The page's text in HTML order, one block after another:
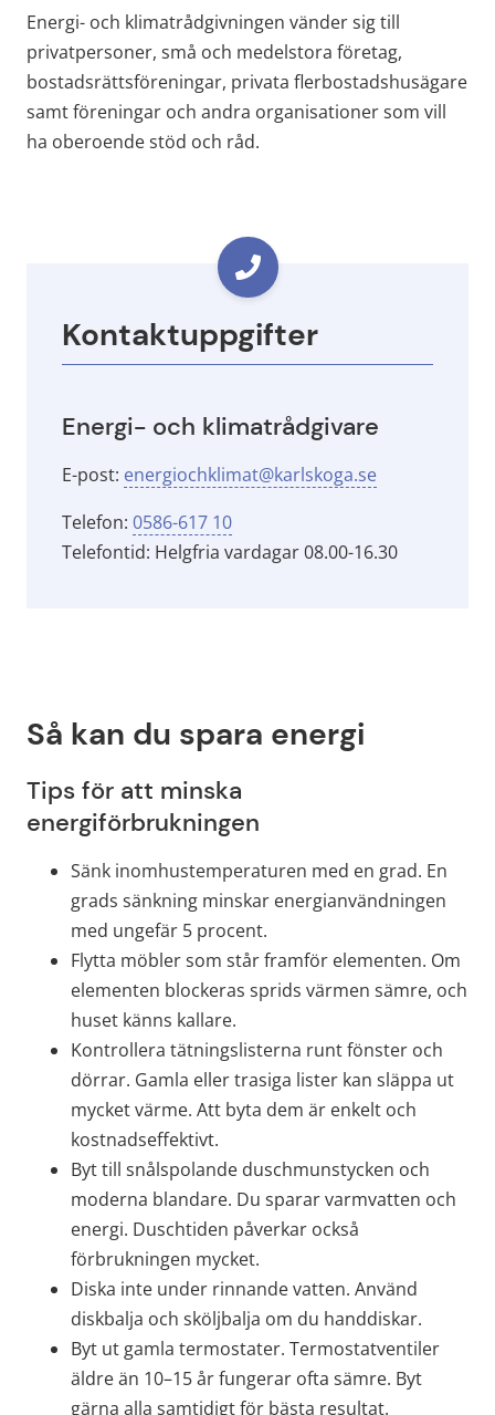
Energi- och klimatrådgivningen vänder sig till
privatpersoner, små och medelstora företag,
bostadsrättsföreningar, privata flerbostadshusägare
samt föreningar och andra organisationer som vill
ha oberoende stöd och råd.
Kontaktuppgifter
Energi- och klimatrådgivare
E-post: energiochklimat@karlskoga.se
Telefon: 0586-617 10
Telefontid: Helgfria vardagar 08.00-16.30
Så kan du spara energi
Tips för att minska
energiförbrukningen
Sänk inomhustemperaturen med en grad. En
grads sänkning minskar energianvändningen
med ungefär 5 procent.
Flytta möbler som står framför elementen. Om
elementen blockeras sprids värmen sämre, och
huset känns kallare.
Kontrollera tätningslisterna runt fönster och
dörrar. Gamla eller trasiga lister kan släppa ut
mycket värme. Att byta dem är enkelt och
kostnadseffektivt.
Byt till snålspolande duschmunstycken och
moderna blandare. Du sparar varmvatten och
energi. Duschtiden påverkar också
förbrukningen mycket.
Diska inte under rinnande vatten. Använd
diskbalja och sköljbalja om du handdiskar.
Byt ut gamla termostater. Termostatventiler
äldre än 10–15 år fungerar ofta sämre. Byt
gärna alla samtidigt för bästa resultat.